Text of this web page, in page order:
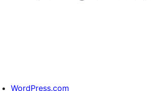
WordPress.com